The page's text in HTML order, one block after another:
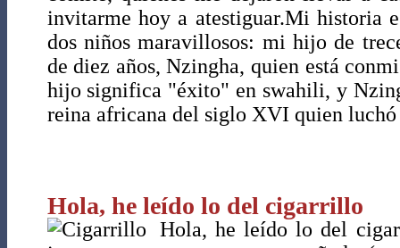
invitarme hoy a atestiguar.Mi historia
dos niños maravillosos: mi hijo de
de diez años, Nzingha, quien está
hijo significa "éxito" en swahili, y
reina africana del siglo XVI quien luchó
Hola, he leído lo del cigarrillo
Hola, he leído lo del